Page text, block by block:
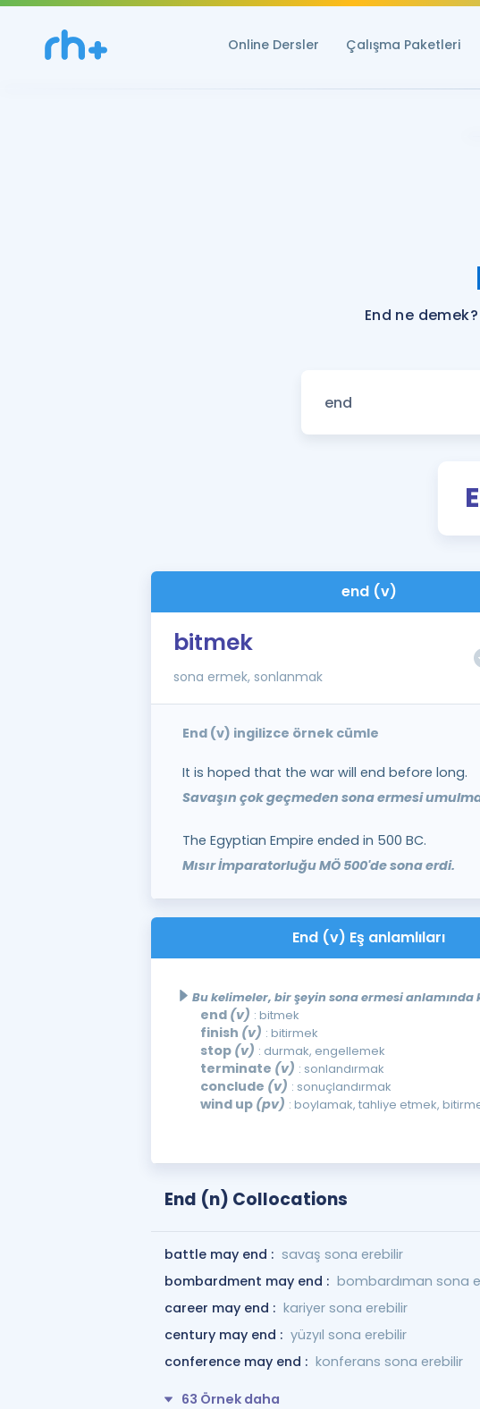
Online Dersler Çalışma Paketleri
End ne
end (v)
bitmek
sona ermek, sonlanmak
End (v) ingilizce örnek cümle
It is hoped that the war will end before long.
Savaşın çok geçmeden sona ermesi
The Egyptian Empire ended in 500 BC.
Mısır İmparatorluğu MÖ 500'de sona erdi.
End (v) Eş anlamlıları
Bu kelimeler, bir şeyin sona ermesi anlamında
end (v) : bitmek
finish (v) : bitirmek
stop (v) : durmak, engellemek
terminate (v) : sonlandırmak
conclude (v) : sonuçlandırmak
wind up (pv) : boylamak, tahliye etmek,
End (n) Collocations
battle may end : savaş sona erebilir
bombardment may end : bombardıman sona
career may end : kariyer sona erebilir
century may end : yüzyıl sona erebilir
conference may end : konferans sona erebilir
63 Örnek daha